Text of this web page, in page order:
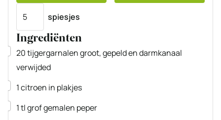
spiesjes
Ingrediënten
▢
20tijgergarnalengroot, gepeld en darmkanaal
verwijded
▢
1citroen in plakjes
▢
1tlgrof gemalen peper